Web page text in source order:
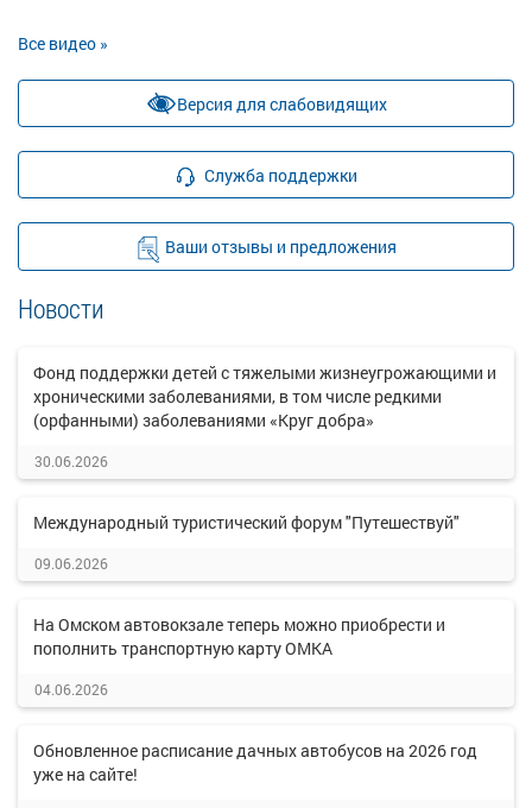
Все видео »
Версия для слабовидящих
Служба поддержки
Ваши отзывы и предложения
Новости
Фонд поддержки детей с тяжелыми жизнеугрожающими и
хроническими заболеваниями, в том числе редкими
(орфанными) заболеваниями «Круг добра»
30.06.2026
Международный туристический форум "Путешествуй"
09.06.2026
На Омском автовокзале теперь можно приобрести и
пополнить транспортную карту ОМКА
04.06.2026
Обновленное расписание дачных автобусов на 2026 год
уже на сайте!